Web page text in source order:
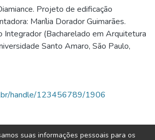
Projeto de edificação
Marília Dorador Guimarães.
(Bacharelado em Arquitetura
Santo Amaro, São Paulo,
handle/123456789/1906
suas informações pessoais para os